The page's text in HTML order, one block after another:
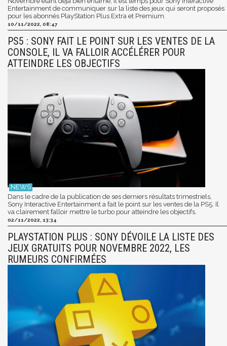
Entertainment de communiquer sur la liste des jeux qui seront proposés
pour les abonnés PlayStation Plus Extra et Premium.
10/11/2022, 08:47
PS5 : SONY FAIT LE POINT SUR LES VENTES DE LA
CONSOLE, IL VA FALLOIR ACCÉLÉRER POUR
ATTEINDRE LES OBJECTIFS
Dans le cadre de la publication de ses derniers résultats trimestriels,
Sony Interactive Entertainment a fait le point sur les ventes de la PS5. Il
va clairement falloir mettre le turbo pour atteindre les objectifs.
02/11/2022, 13:34
PLAYSTATION PLUS : SONY DÉVOILE LA LISTE DES
JEUX GRATUITS POUR NOVEMBRE 2022, LES
RUMEURS CONFIRMÉES